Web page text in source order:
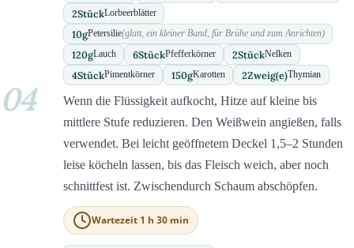
2StückLorbeerblätter
10gPetersilie(glatt, ein kleiner Bund, für Brühe und zum Anrichten)
120gLauch 6StückPfefferkörner 2StückNelken
4StückPimentkörner 150gKarotten 2Zweig(e)Thymian
04
Wenn die Flüssigkeit aufkocht, Hitze auf kleine bis
mittlere Stufe reduzieren. Den Weißwein angießen, falls
verwendet. Bei leicht geöffnetem Deckel 1,5–2 Stunden
leise köcheln lassen, bis das Fleisch weich, aber noch
schnittfest ist. Zwischendurch Schaum abschöpfen.
Wartezeit 1 h 30 min